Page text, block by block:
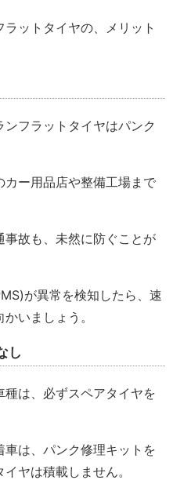
ットタイヤの、メリット
フラットタイヤはパンク
ー用品店や整備工場まで
事故も、未然に防ぐことが
が異常を検知したら、速
いましょう。
し
は、必ずスペアタイヤを
車は、パンク修理キットを
ヤは積載しません。